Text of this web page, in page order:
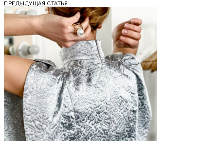
ПРЕДЫДУЩАЯ СТАТЬЯ